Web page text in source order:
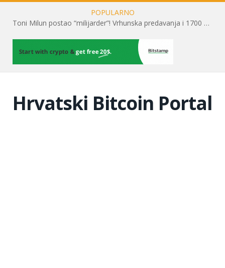
POPULARNO
Toni Milun postao “milijarder”! Vrhunska predavanja i 1700 posjetitelja obilježili su mjesec financijske pismenosti
Hrvatski Bitcoin Portal